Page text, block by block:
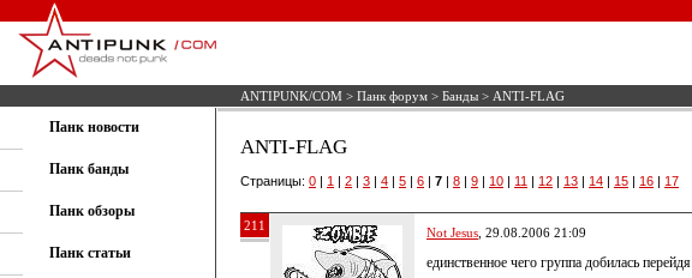
ANTIPUNK/COM > Панк форум > Банды > ANTI-FLAG
Панк новости
Панк банды
Панк обзоры
Панк статьи
ANTI-FLAG
Страницы: 0 | 1 | 2 | 3 | 4 | 5 | 6 | 7 | 8 | 9 | 10 | 11 | 12 | 13 | 14 | 15 | 16 | 17
211 Not Jesus , 29.08.2006 21:09
единственное чего группа добилась